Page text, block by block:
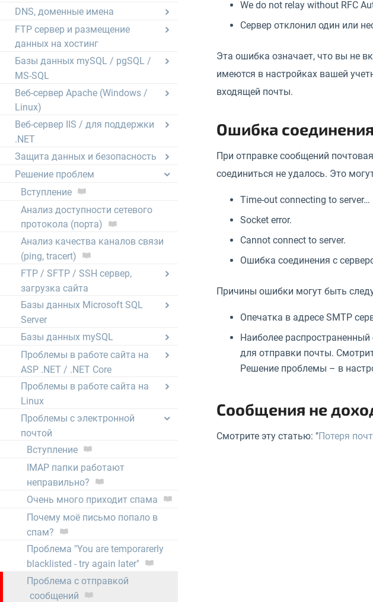
DNS, доменные имена
FTP сервер и размещение
данных на хостинг
Базы данных mySQL / pgSQL /
MS-SQL
Веб-сервер Apache (Windows /
Linux)
Веб-сервер IIS / для поддержки
.NET
Защита данных и безопасность
Решение проблем
Вступление
Анализ доступности сетевого
протокола (порта)
Анализ качества каналов связи
(ping, tracert)
FTP / SFTP / SSH сервер,
загрузка сайта
Базы данных Microsoft SQL
Server
Базы данных mySQL
Проблемы в работе сайта на
ASP .NET / .NET Core
Проблемы в работе сайта на
Linux
Проблемы с электронной
почтой
Вступление
IMAP папки работают
неправильно?
Очень много приходит спама
Почему моё письмо попало в
спам?
Проблема "You are temporarerly
blacklisted - try again later"
Проблема с отправкой
сообщений
We do not relay without RFC
Сервер отклонил один или
Эта ошибка означает, что вы не
имеются в настройках вашей
входящей почты.
Ошибка
При отправке сообщений
соединиться не удалось. Это
Time-out connecting to server…
Socket error.
Cannot connect to server.
Ошибка соединения с
Причины ошибки могут быть
Опечатка в адресе SMTP
Наиболее
для отправки почты.
Решение проблемы – в
Сообщения не
Смотрите эту статью: "Потеря